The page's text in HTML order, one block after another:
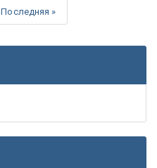
Последняя »